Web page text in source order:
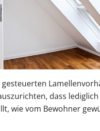
dass
wie vom Bewohner